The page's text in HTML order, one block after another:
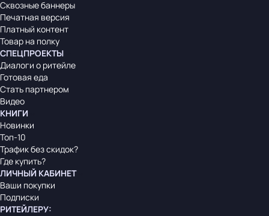
Сквозные баннеры
Печатная версия
Платный контент
Товар на полку
СПЕЦПРОЕКТЫ
Диалоги о ритейле
Готовая еда
Стать партнером
Видео
КНИГИ
Новинки
Топ-10
Трафик без скидок?
Где купить?
ЛИЧНЫЙ КАБИНЕТ
Ваши покупки
Подписки
РИТЕЙЛЕРУ: